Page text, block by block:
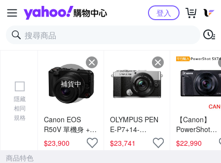
Yahoo購物中心登入
隱藏
相同
規格
補貨中
Canon EOS
R50V 單機身 +
RF-S 14-30mm
F4-6.3 IS STM
$23,900
OLYMPUS PEN
E-P7+14-
42mmF3.5-5.6
鏡頭組 (公司貨)
$23,741
【Canon】
PowerShot
SX740 HS 40
光學變焦4K數
$22,990
商品特色